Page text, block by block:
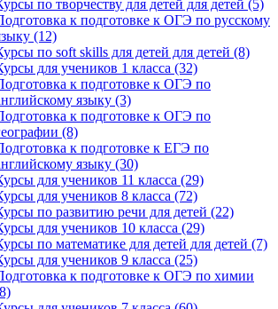
по творчеству для детей для детей (5)
к подготовке к ОГЭ по русскому
(12)
по soft skills для детей для детей (8)
для учеников 1 класса (32)
к подготовке к ОГЭ по
языку (3)
к подготовке к ОГЭ по
(8)
к подготовке к ЕГЭ по
языку (30)
для учеников 11 класса (29)
для учеников 8 класса (72)
по развитию речи для детей (22)
для учеников 10 класса (29)
по математике для детей для детей (7)
для учеников 9 класса (25)
к подготовке к ОГЭ по химии